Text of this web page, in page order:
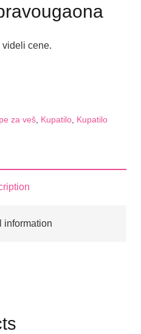
videli cene.
za veš, Kupatilo, Kupatilo
information